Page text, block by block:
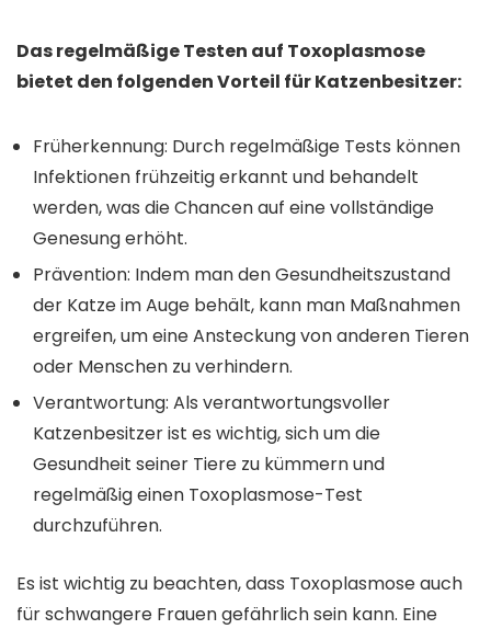
Das regelmäßige Testen auf Toxoplasmose
bietet den folgenden Vorteil für Katzenbesitzer:
Früherkennung: Durch regelmäßige Tests können
Infektionen frühzeitig erkannt und behandelt
werden, was die Chancen auf eine vollständige
Genesung erhöht.
Prävention: Indem man den Gesundheitszustand
der Katze im Auge behält, kann man Maßnahmen
ergreifen, um eine Ansteckung von anderen Tieren
oder Menschen zu verhindern.
Verantwortung: Als verantwortungsvoller
Katzenbesitzer ist es wichtig, sich um die
Gesundheit seiner Tiere zu kümmern und
regelmäßig einen Toxoplasmose-Test
durchzuführen.
Es ist wichtig zu beachten, dass Toxoplasmose auch
für schwangere Frauen gefährlich sein kann. Eine